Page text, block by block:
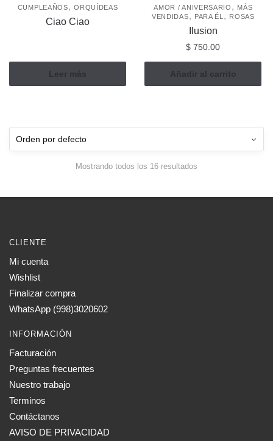
CUMPLEAÑOS,ORQUÍDEAS
Ciao Ciao
Leer más
AMOR / ANIVERSARIO , MÁS
VENDIDAS, PARA ÉL , ROSAS
Ilusion
$ 750.00
Añadir al carrito
Mostrando todos los 16 resultados
CLIENTE
Mi cuenta
Wishlist
Finalizar compra
WhatsApp (998)3020602
INFORMACIÓN
Facturación
Preguntas frecuentes
Nuestro trabajo
Terminos
Contáctanos
AVISO DE PRIVACIDAD